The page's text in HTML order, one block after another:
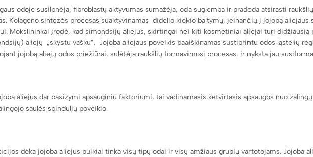
odoje susilpnėja, fibroblastų aktyvumas sumažėja, oda suglemba ir pradeda atsirasti
Kolageno sintezės procesas suaktyvinamas didelio kiekio baltymų, įeinančių į jojobą
Mokslininkai įrodė, kad simondsijų aliejus, skirtingai nei kiti kosmetiniai aliejai turi didžiausią
aliejų „skystu vašku”. Jojoba aliejaus poveikis paaiškinamas sustiprintu odos ląstelių
jojobą aliejų odos priežiūrai, sulėtėja raukšlių formavimosi procesas, ir nyksta jau
aliejus dar pasižymi apsauginiu faktoriumi, tai vadinamasis ketvirtasis apsaugos nuo
saulės spindulių poveikio.
dėka jojoba aliejus puikiai tinka visų tipų odai ir visų amžiaus grupių vartotojams. Jojoba